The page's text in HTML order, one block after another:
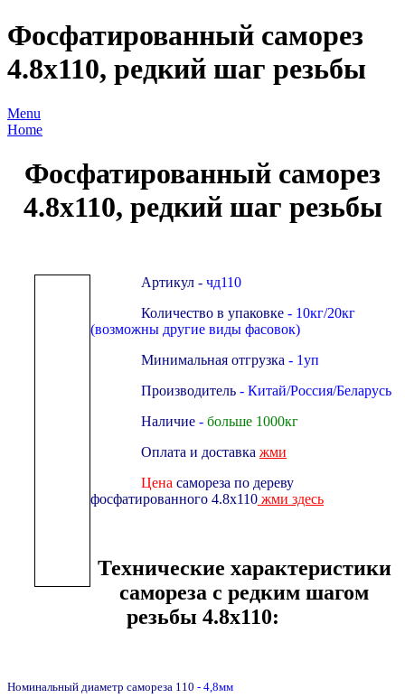
Фосфатированный саморез
4.8х110, редкий шаг резьбы
Menu
Home
Фосфатированный саморез
4.8х110, редкий шаг резьбы
Артикул - чд110
Количество в упаковке - 10кг/20кг
(возможны другие виды фасовок)
Минимальная отгрузка - 1уп
Производитель - Китай/Россия/Беларусь
Наличие - больше 1000кг
Оплата и доставка жми
Цена самореза по дереву
фосфатированного 4.8х110 жми здесь
Технические характеристики
самореза с редким шагом
резьбы 4.8х110:
Номинальный диаметр самореза 110 - 4,8мм